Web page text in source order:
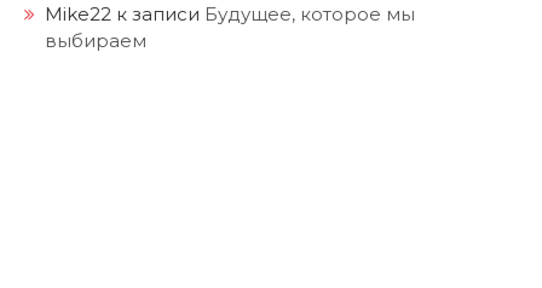
Mike22 к записи Будущее, которое мы
выбираем